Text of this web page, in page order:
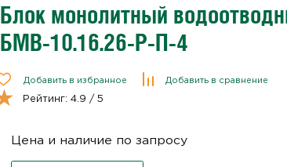
Блок монолитный
БМВ-10.16.26-Р-П-4
Добавить в избранное Добавить в сравнение
Рейтинг: 4.9 / 5
Цена и наличие по запросу